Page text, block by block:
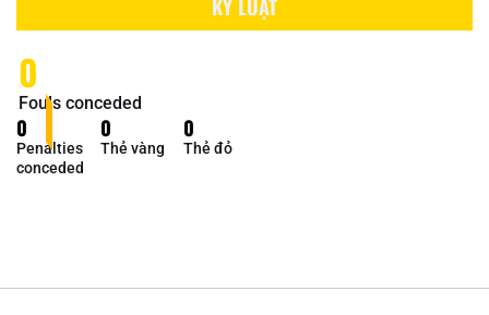
KỶ LUẬT
0
Fouls conceded
0
Penalties
conceded
0
Thẻ vàng
0
Thẻ đỏ